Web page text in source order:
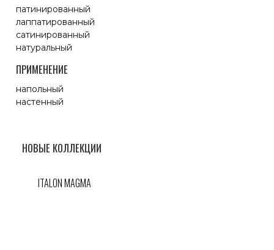
патинированный
лаппатированный
сатинированный
натуральный
ПРИМЕНЕНИЕ
напольный
настенный
НОВЫЕ КОЛЛЕКЦИИ
ITALON MAGMA